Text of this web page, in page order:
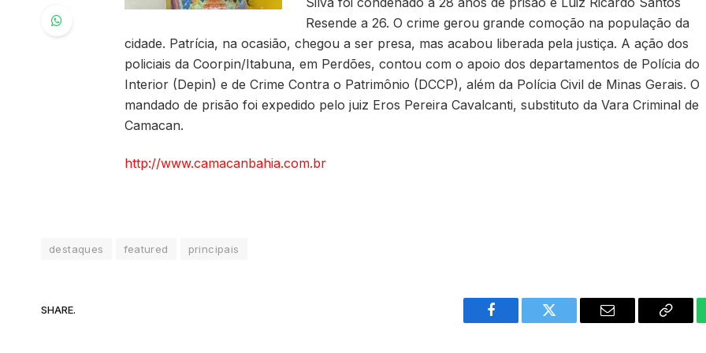
Resende a 26. O crime gerou grande comoção na população da
cidade. Patrícia, na ocasião, chegou a ser presa, mas acabou liberada pela justiça. A ação dos
policiais da Coorpin/Itabuna, em Perdões, contou com o apoio dos departamentos de Polícia do
Interior (Depin) e de Crime Contra o Patrimônio (DCCP), além da Polícia Civil de Minas Gerais. O
mandado de prisão foi expedido pelo juiz Eros Pereira Cavalcanti, substituto da Vara Criminal de
Camacan.
http://www.camacanbahia.com.br
destaques featured principais
SHARE.
Facebook Twitter Email
Copy